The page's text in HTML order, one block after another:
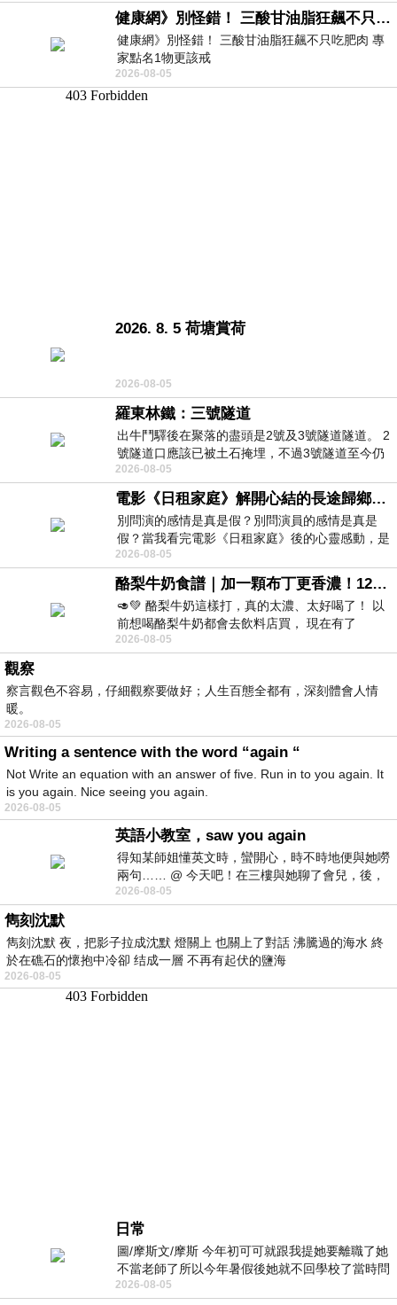
健康網》別怪錯！ 三酸甘油脂狂飆不只吃肥肉 專家點名1物更該戒
健康網》別怪錯！ 三酸甘油脂狂飆不只吃肥肉 專
家點名1物更該戒
https://health.ltn.com.tw/article/breakingnews/
2026-08-05
2026. 8. 5 荷塘賞荷
2026-08-05
羅東林鐵：三號隧道
出牛鬥驛後在聚落的盡頭是2號及3號隧道隧道。 2
號隧道口應該已被土石掩埋，不過3號隧道至今仍
存在。從台7丙牛鬥橋上往左岸上游方
2026-08-05
電影《日租家庭》解開心結的長途歸鄉！能在電影院感受到地理的寬闊和人心的相鄰，真是太棒了！
別問演的感情是真是假？別問演員的感情是真是
假？當我看完電影《日租家庭》後的心靈感動，是
真的。詮釋的情感觸動了人心，就是真情
2026-08-05
酪梨牛奶食譜｜加一顆布丁更香濃！120秒完成飲料店級酪梨奶昔｜imami 旗艦豆漿機
🥑💚 酪梨牛奶這樣打，真的太濃、太好喝了！ 以
前想喝酪梨牛奶都會去飲料店買， 現在有了
imami 健康煮藝｜旗艦破壁智慧養生豆漿機，
2026-08-05
觀察
察言觀色不容易，仔細觀察要做好；人生百態全都有，深刻體會人情
暖。
2026-08-05
Writing a sentence with the word “again “
Not Write an equation with an answer of five. Run in to you again. It
is you again. Nice seeing you again.
2026-08-05
英語小教室，saw you again
得知某師姐懂英文時，蠻開心，時不時地便與她嘮
兩句…… @ 今天吧！在三樓與她聊了會兒，後，
下二樓居然又撞到她，於是
2026-08-05
雋刻沈默
雋刻沈默 夜，把影子拉成沈默 燈關上 也關上了對話 沸騰過的海水 終
於在礁石的懷抱中冷卻 结成一層 不再有起伏的鹽海
2026-08-05
日常
圖/摩斯文/摩斯 今年初可可就跟我提她要離職了她
不當老師了所以今年暑假後她就不回學校了當時問
她不是很喜歡幼幼班的小朋友嗎捨得不
2026-08-05